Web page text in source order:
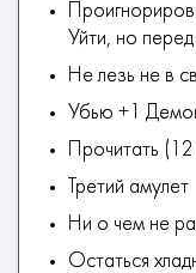
Уйти, но
Не лезь не в
Убью +1
Прочитать
Третий амулет
Ни о чем не
Остаться